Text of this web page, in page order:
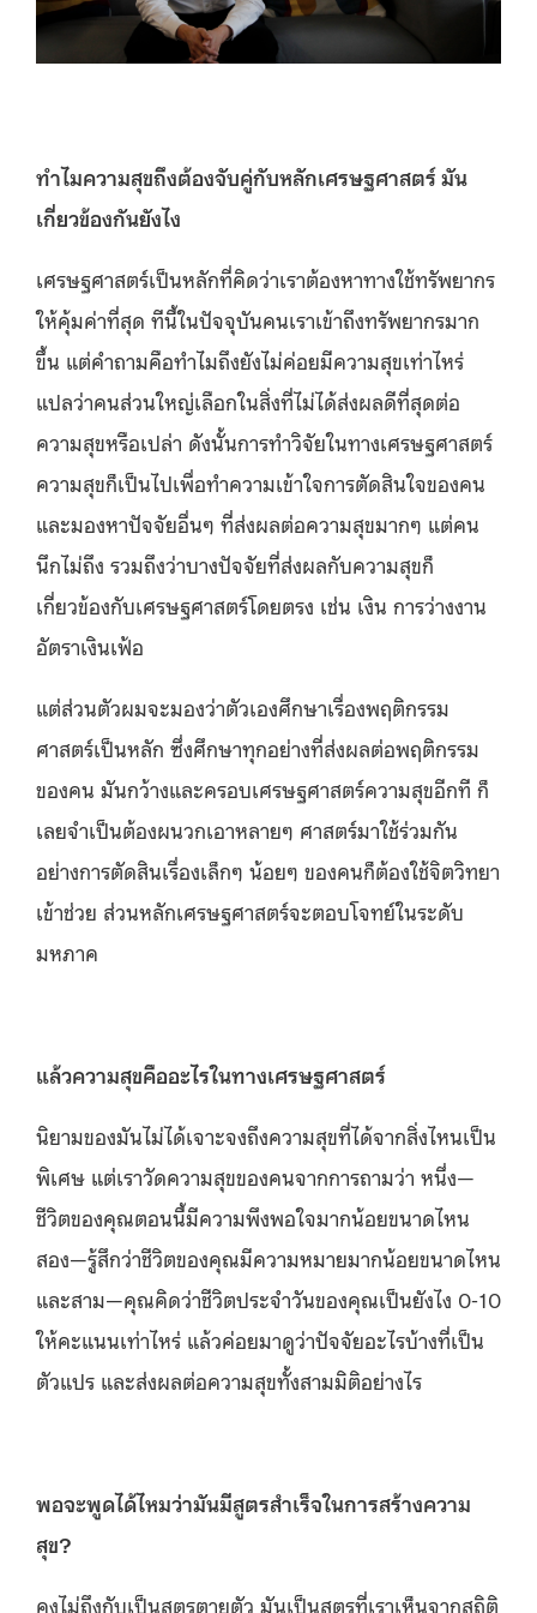
ทำไมความสุขถึงต้องจับคู่กับหลักเศรษฐศาสตร์ มัน
เกี่ยวข้องกันยังไง
เศรษฐศาสตร์เป็นหลักที่คิดว่าเราต้องหาทางใช้ทรัพยากร
ให้คุ้มค่าที่สุด ทีนี้ในปัจจุบันคนเราเข้าถึงทรัพยากรมาก
ขึ้น แต่คำถามคือทำไมถึงยังไม่ค่อยมีความสุขเท่าไหร่
แปลว่าคนส่วนใหญ่เลือกในสิ่งที่ไม่ได้ส่งผลดีที่สุดต่อ
ความสุขหรือเปล่า ดังนั้นการทำวิจัยในทางเศรษฐศาสตร์
ความสุขก็เป็นไปเพื่อทำความเข้าใจการตัดสินใจของคน
และมองหาปัจจัยอื่นๆ ที่ส่งผลต่อความสุขมากๆ แต่คน
นึกไม่ถึง รวมถึงว่าบางปัจจัยที่ส่งผลกับความสุขก็
เกี่ยวข้องกับเศรษฐศาสตร์โดยตรง เช่น เงิน การว่างงาน
อัตราเงินเฟ้อ
แต่ส่วนตัวผมจะมองว่าตัวเองศึกษาเรื่องพฤติกรรม
ศาสตร์เป็นหลัก ซึ่งศึกษาทุกอย่างที่ส่งผลต่อพฤติกรรม
ของคน มันกว้างและครอบเศรษฐศาสตร์ความสุขอีกที ก็
เลยจำเป็นต้องผนวกเอาหลายๆ ศาสตร์มาใช้ร่วมกัน
อย่างการตัดสินเรื่องเล็กๆ น้อยๆ ของคนก็ต้องใช้จิตวิทยา
เข้าช่วย ส่วนหลักเศรษฐศาสตร์จะตอบโจทย์ในระดับ
มหภาค
แล้วความสุขคืออะไรในทางเศรษฐศาสตร์
นิยามของมันไม่ได้เจาะจงถึงความสุขที่ได้จากสิ่งไหนเป็น
พิเศษ แต่เราวัดความสุขของคนจากการถามว่า หนึ่ง—
ชีวิตของคุณตอนนี้มีความพึงพอใจมากน้อยขนาดไหน
สอง—รู้สึกว่าชีวิตของคุณมีความหมายมากน้อยขนาดไหน
และสาม—คุณคิดว่าชีวิตประจำวันของคุณเป็นยังไง 0-10
ให้คะแนนเท่าไหร่ แล้วค่อยมาดูว่าปัจจัยอะไรบ้างที่เป็น
ตัวแปร และส่งผลต่อความสุขทั้งสามมิติอย่างไร
พอจะพูดได้ไหมว่ามันมีสูตรสำเร็จในการสร้างความ
สุข?
คงไม่ถึงกับเป็นสูตรตายตัว มันเป็นสูตรที่เราเห็นจากสถิติ